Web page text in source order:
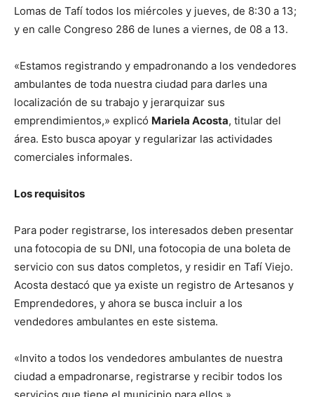
Lomas de Tafí todos los miércoles y jueves, de 8:30 a 13;
y en calle Congreso 286 de lunes a viernes, de 08 a 13.
«Estamos registrando y empadronando a los vendedores
ambulantes de toda nuestra ciudad para darles una
localización de su trabajo y jerarquizar sus
emprendimientos,» explicó Mariela Acosta, titular del
área. Esto busca apoyar y regularizar las actividades
comerciales informales.
Los requisitos
Para poder registrarse, los interesados deben presentar
una fotocopia de su DNI, una fotocopia de una boleta de
servicio con sus datos completos, y residir en Tafí Viejo.
Acosta destacó que ya existe un registro de Artesanos y
Emprendedores, y ahora se busca incluir a los
vendedores ambulantes en este sistema.
«Invito a todos los vendedores ambulantes de nuestra
ciudad a empadronarse, registrarse y recibir todos los